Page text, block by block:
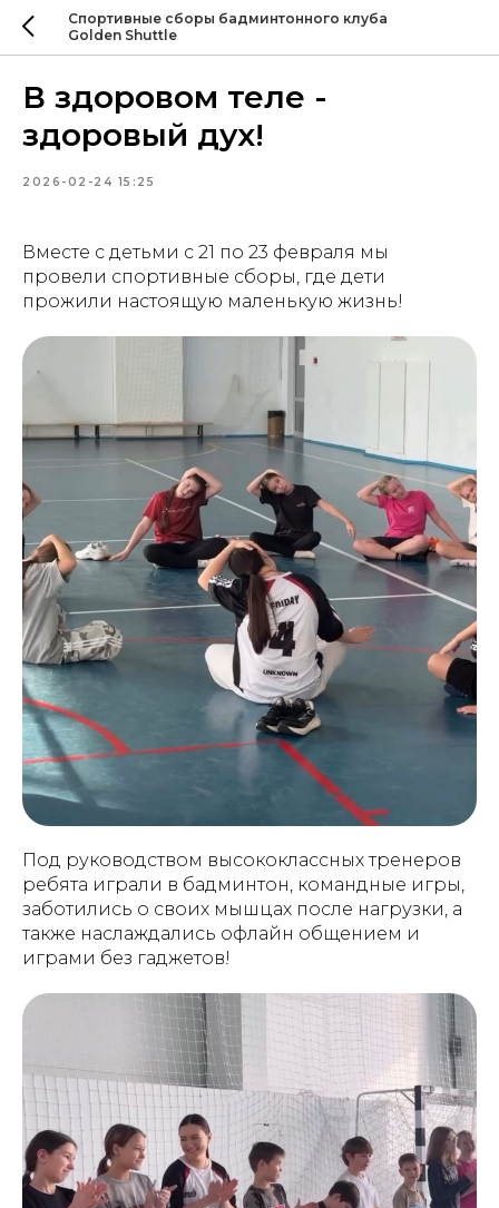
Спортивные сборы бадминтонного клуба
Golden Shuttle
В здоровом теле -
здоровый дух!
2026-02-24 15:25
Вместе с детьми с 21 по 23 февраля мы
провели спортивные сборы, где дети
прожили настоящую маленькую жизнь!
Под руководством высококлассных тренеров
ребята играли в бадминтон, командные игры,
заботились о своих мышцах после нагрузки, а
также наслаждались офлайн общением и
играми без гаджетов!